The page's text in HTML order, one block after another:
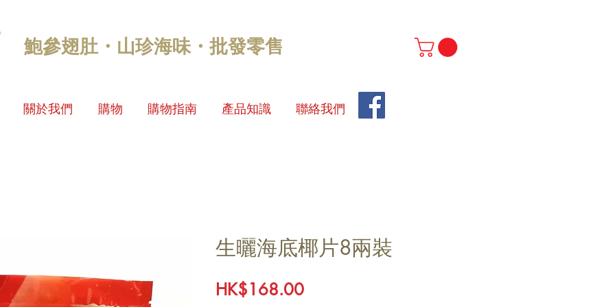
鮑參翅肚・山珍海味・批發零售
關於我們 購物 購物指南 產品知識 聯絡我們
生曬海底椰片8兩裝
HK$168.00價